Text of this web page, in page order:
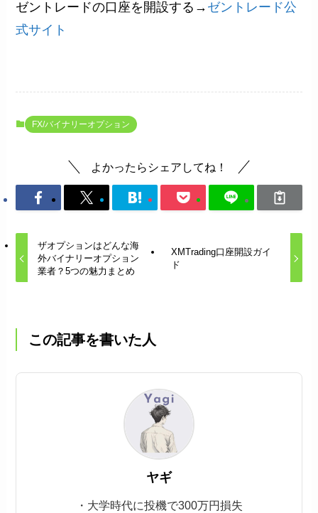
ゼントレードの口座を開設する→ ゼントレード公
式サイト
FX/バイナリーオプション
よかったらシェアしてね！
ザオプションはどんな海
外バイナリーオプション
業者？5つの魅力まとめ
XMTrading口座開設ガイ
ド
この記事を書いた人
ヤギ
・大学時代に投機で300万円損失